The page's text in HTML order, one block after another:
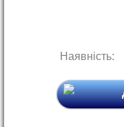
Наявність: